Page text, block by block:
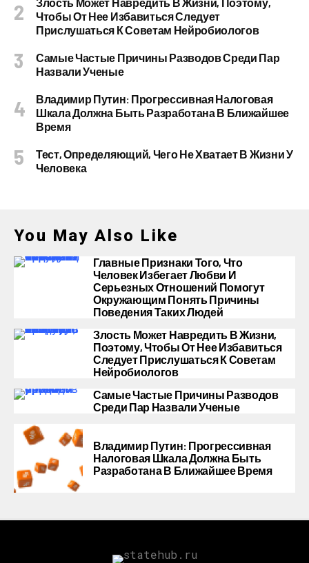
Чтобы От Нее Избавиться Следует
Прислушаться К Советам Нейробиологов
Самые Частые Причины Разводов Среди Пар
Назвали Ученые
Владимир Путин: Прогрессивная Налоговая
Шкала Должна Быть Разработана В Ближайшее
Время
Тест, Определяющий, Чего Не Хватает В Жизни У
Человека
You May Also Like
Главные Признаки Того, Что
Человек Избегает Любви И
Серьезных Отношений Помогут
Окружающим Понять Причины
Поведения Таких Людей
Злость Может Навредить В Жизни,
Поэтому, Чтобы От Нее Избавиться
Следует Прислушаться К Советам
Нейробиологов
Самые Частые Причины Разводов
Среди Пар Назвали Ученые
Владимир Путин: Прогрессивная
Налоговая Шкала Должна Быть
Разработана В Ближайшее Время